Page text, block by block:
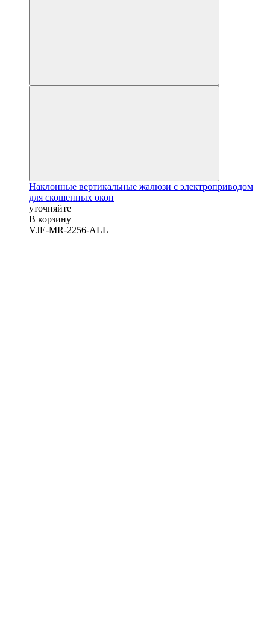
Наклонные вертикальные жалюзи с электроприводом
для скошенных окон
уточняйте
В корзину
VJE-MR-2256-ALL